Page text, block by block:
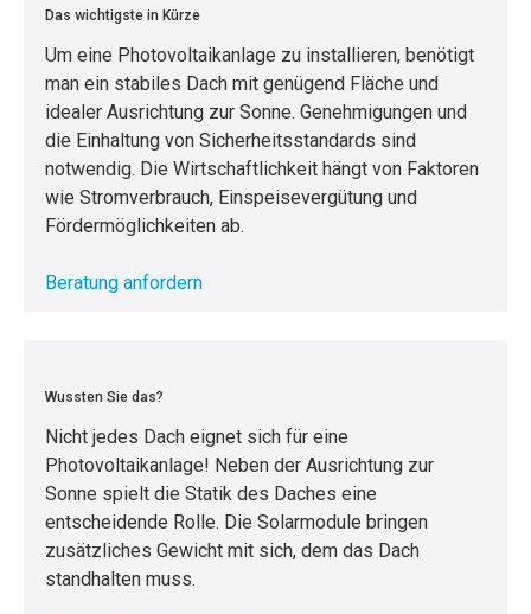
Das wichtigste in Kürze
Um eine Photovoltaikanlage zu installieren, benötigt
man ein stabiles Dach mit genügend Fläche und
idealer Ausrichtung zur Sonne. Genehmigungen und
die Einhaltung von Sicherheitsstandards sind
notwendig. Die Wirtschaftlichkeit hängt von Faktoren
wie Stromverbrauch, Einspeisevergütung und
Fördermöglichkeiten ab.
Beratung anfordern
Wussten Sie das?
Nicht jedes Dach eignet sich für eine
Photovoltaikanlage! Neben der Ausrichtung zur
Sonne spielt die Statik des Daches eine
entscheidende Rolle. Die Solarmodule bringen
zusätzliches Gewicht mit sich, dem das Dach
standhalten muss.